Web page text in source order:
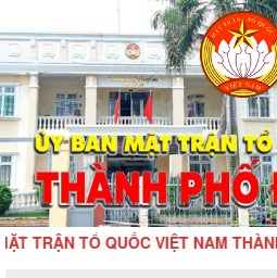
TỔ QUỐC VIỆT NAM THÀNH